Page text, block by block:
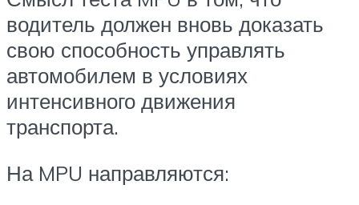
водитель должен вновь доказать
свою способность управлять
автомобилем в условиях
интенсивного движения
транспорта.
На MPU направляются: